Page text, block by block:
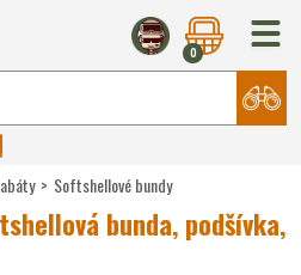
0
Softshellové bundy
bunda, podšívka,